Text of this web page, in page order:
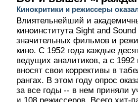
Кинокритики и режиссеры
Влиятельнейший и
киноинститута Sight and
значительных фильмов и
кино. С 1952 года каждые
ведущих аналитиков, а с
вносят свои коррективы в
рангах. В этом году опрос
за все годы -- в нем приняли